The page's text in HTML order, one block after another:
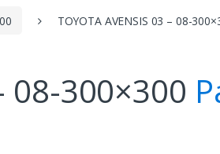
TOYOTA AVENSIS 03 – 08-
08-300×300